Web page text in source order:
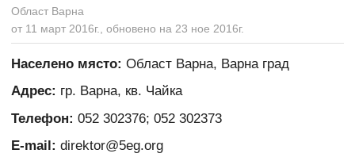
Област Варна
от 11 март 2016г., обновено на 23 ное 2016г.
Населено място: Област Варна, Варна град
Адрес: гр. Варна, кв. Чайка
Телефон: 052 302376; 052 302373
E-mail: direktor@5eg.org